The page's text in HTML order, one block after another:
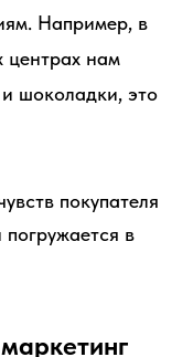
Например, в
центрах нам
шоколадки, это
покупателя
в